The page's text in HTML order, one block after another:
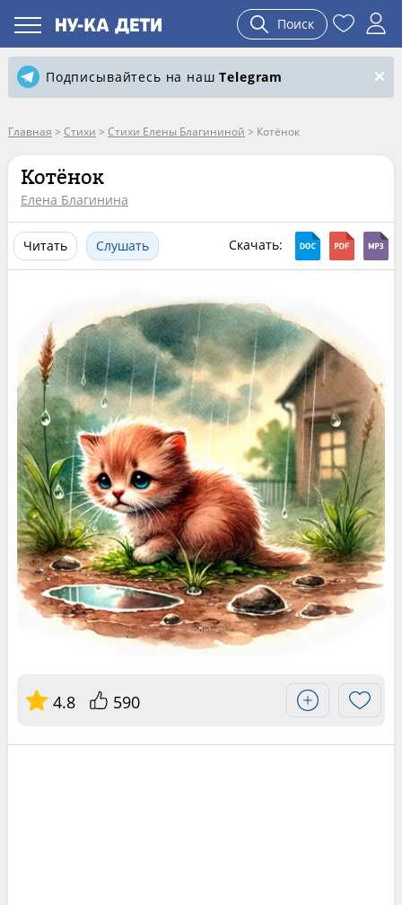
Поиск
Подписывайтесь на нашTelegram
Главная > Стихи > Стихи Елены Благининой > Котёнок
Котёнок
Елена Благинина
Читать Слушать Скачать:
4.8 590